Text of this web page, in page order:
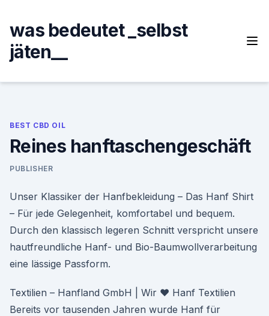
content
was bedeutet _selbst
jäten__
BEST CBD OIL
Reines hanftaschengeschäft
PUBLISHER
Unser Klassiker der Hanfbekleidung – Das Hanf Shirt
– Für jede Gelegenheit, komfortabel und bequem.
Durch den klassisch legeren Schnitt verspricht unsere
hautfreundliche Hanf- und Bio-Baumwollverarbeitung
eine lässige Passform.
Textilien – Hanfland GmbH | Wir ♥ Hanf Textilien
Bereits vor tausenden Jahren wurde Hanf für